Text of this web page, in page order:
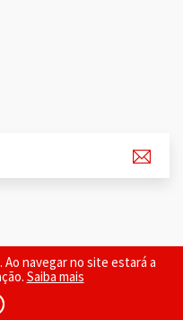
navegar no site estará a
Saiba mais
reservados.